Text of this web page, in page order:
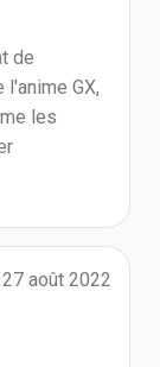
de
GX,
les
27 août 2022